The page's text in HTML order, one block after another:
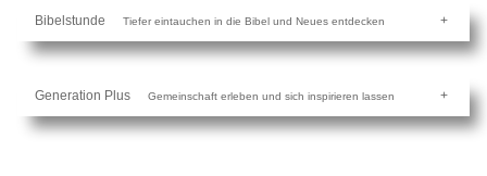
Bibelstunde Tiefer eintauchen in die Bibel und Neues entdecken
Generation Plus Gemeinschaft erleben und sich inspirieren lassen